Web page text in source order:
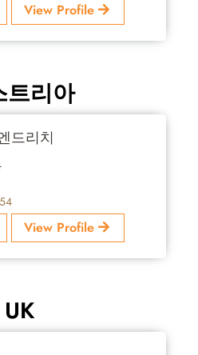
View Profile
트리아
드리치
View Profile
UK